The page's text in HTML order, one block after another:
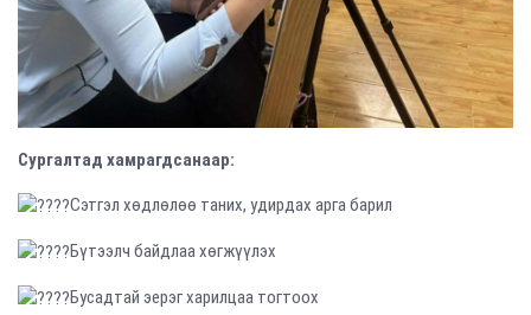
Сургалтад хамрагдсанаар:
Сэтгэл хөдлөлөө таних, удирдах арга барил
Бүтээлч байдлаа хөгжүүлэх
Бусадтай эерэг харилцаа тогтоох